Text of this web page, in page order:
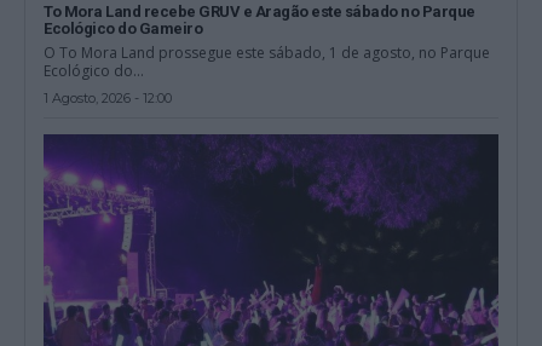
To Mora Land recebe GRUV e Aragão este sábado no Parque
Ecológico do Gameiro
O To Mora Land prossegue este sábado, 1 de agosto, no Parque
Ecológico do...
1 Agosto, 2026 - 12:00